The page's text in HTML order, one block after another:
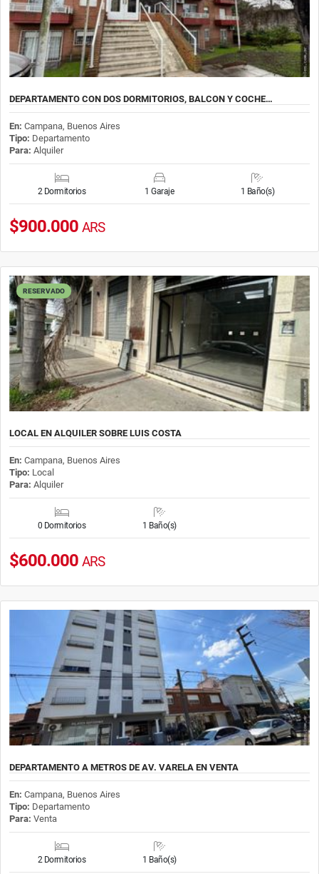
DEPARTAMENTO CON DOS DORMITORIOS, BALCON Y COCHE…
En: Campana, Buenos Aires
Tipo: Departamento
Para: Alquiler
2 Dormitorios 1 Garaje 1 Baño(s)
$900.000 ARS
RESERVADO
LOCAL EN ALQUILER SOBRE LUIS COSTA
En: Campana, Buenos Aires
Tipo: Local
Para: Alquiler
0 Dormitorios 1 Baño(s)
$600.000 ARS
DEPARTAMENTO A METROS DE AV. VARELA EN VENTA
En: Campana, Buenos Aires
Tipo: Departamento
Para: Venta
2 Dormitorios 1 Baño(s)